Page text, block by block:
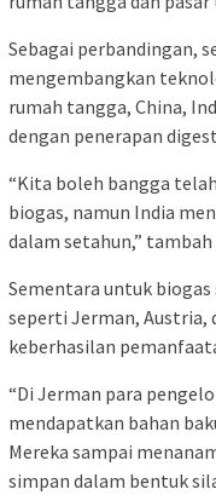
Sebagai perbandingan,
mengembangkan
rumah tangga, China,
dengan penerapan
“Kita boleh bangga
biogas, namun India
dalam setahun,”
Sementara untuk
seperti Jerman, Austria,
keberhasilan
“Di Jerman para
mendapatkan bahan
Mereka sampai
simpan dalam bentuk